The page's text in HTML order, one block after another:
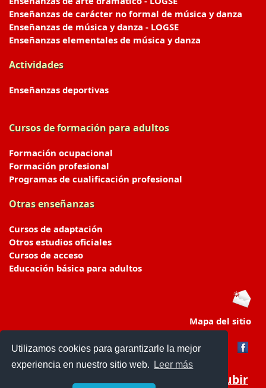
Utilizamos cookies para garantizarle la mejor
experiencia en nuestro sitio web.
Leer más
Enseñanzas de carácter no formal de música y danza
Enseñanzas de música y danza - LOGSE
Enseñanzas elementales de música y danza
Actividades
Enseñanzas deportivas
Cursos de formación para adultos
Formación ocupacional
Formación profesional
Programas de cualificación profesional
Otras enseñanzas
Cursos de adaptación
Otros estudios oficiales
Cursos de acceso
Educación básica para adultos
Mapa del sitio
Subir